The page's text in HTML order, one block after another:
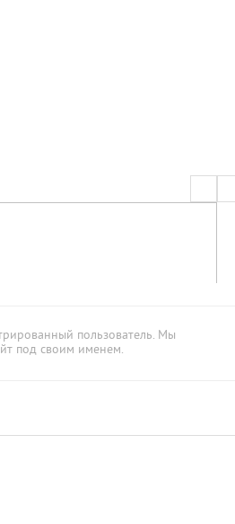
пользователь. Мы
под своим именем.